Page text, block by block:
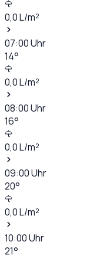
0,0L/m²
07:00Uhr
14°
0,0L/m²
08:00Uhr
16°
0,0L/m²
09:00Uhr
20°
0,0L/m²
10:00Uhr
21°